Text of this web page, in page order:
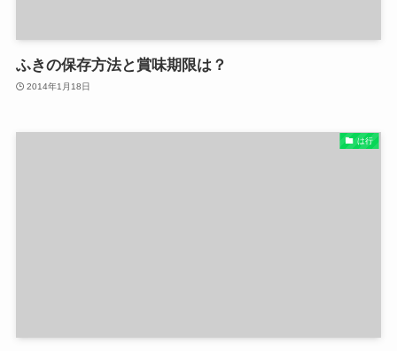
ふきの保存方法と賞味期限は？
2014年1月18日
は行